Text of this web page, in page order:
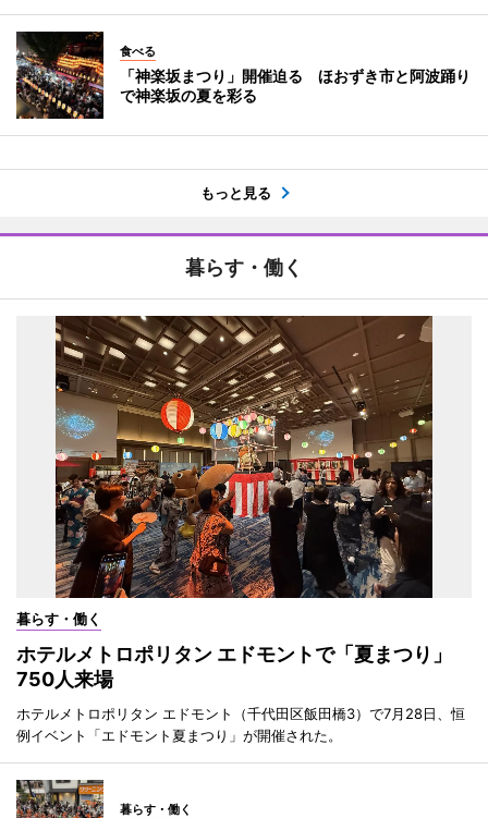
食べる
「神楽坂まつり」開催迫る ほおずき市と阿波踊り
で神楽坂の夏を彩る
もっと見る
暮らす・働く
暮らす・働く
ホテルメトロポリタン エドモントで「夏まつり」
750人来場
ホテルメトロポリタン エドモント（千代田区飯田橋3）で7月28日、恒
例イベント「エドモント夏まつり」が開催された。
暮らす・働く